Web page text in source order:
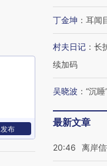
发布
丁金坤 ： 耳闻
村夫日记 ： 长
续加码
吴晓波 ： “沉
最新文章
20:46 离岸